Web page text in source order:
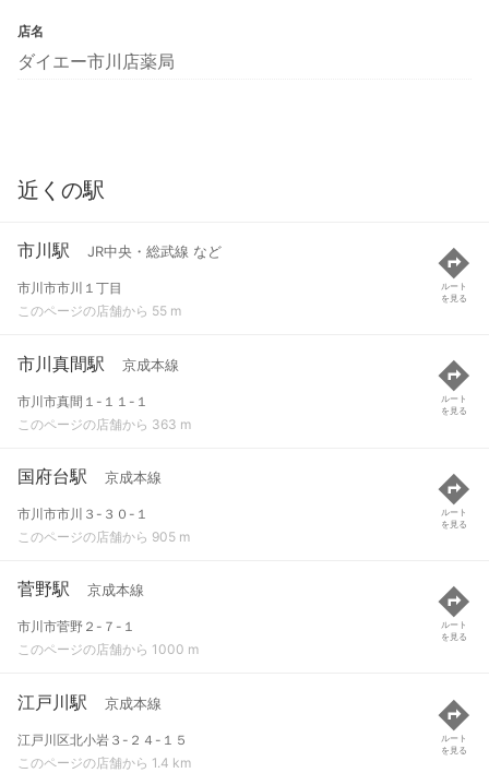
店名
ダイエー市川店薬局
近くの駅
市川駅 JR中央・総武線 など
市川市市川１丁目
このページの店舗から 55 m
ルート
を見る
市川真間駅 京成本線
市川市真間１-１１-１
このページの店舗から 363 m
ルート
を見る
国府台駅 京成本線
市川市市川３-３０-１
このページの店舗から 905 m
ルート
を見る
菅野駅 京成本線
市川市菅野２-７-１
このページの店舗から 1000 m
ルート
を見る
江戸川駅 京成本線
江戸川区北小岩３-２４-１５
このページの店舗から 1.4 km
ルート
を見る